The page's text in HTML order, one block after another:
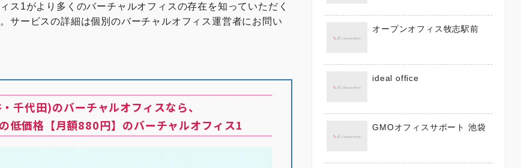
ス1がより多くのバーチャルオフィスの存在を知っていただく
サービスの詳細は個別のバーチャルオフィス運営者にお問い
千代田)のバーチャルオフィスなら、
低価格【月額880円】のバーチャルオフィス1
オープンオフィス牧志駅前
ideal office
GMOオフィスサポート 池袋